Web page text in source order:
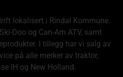
lokalisert i Rindal Kommune.
Doo og Can-Am ATV, samt
I tillegg har vi salg av
på alle merker av traktor,
IH og New Holland.